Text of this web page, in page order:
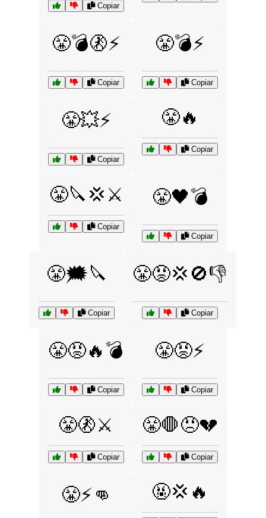
Copiar
😤💣🚷⚡
Copiar
😤💣⚡
Copiar
😤💥⚡
Copiar
😤🔥
Copiar
😤🔪💢⚔️
Copiar
😤🖤💣
Copiar
😤🗯️🔪
Copiar
😤😡💢🚫👎
Copiar
😤😡🔥💣
Copiar
😤😡⚡
Copiar
😤🚷⚔️
Copiar
😤🛑😠💔
Copiar
😤⚡👊 🤬💢🔥